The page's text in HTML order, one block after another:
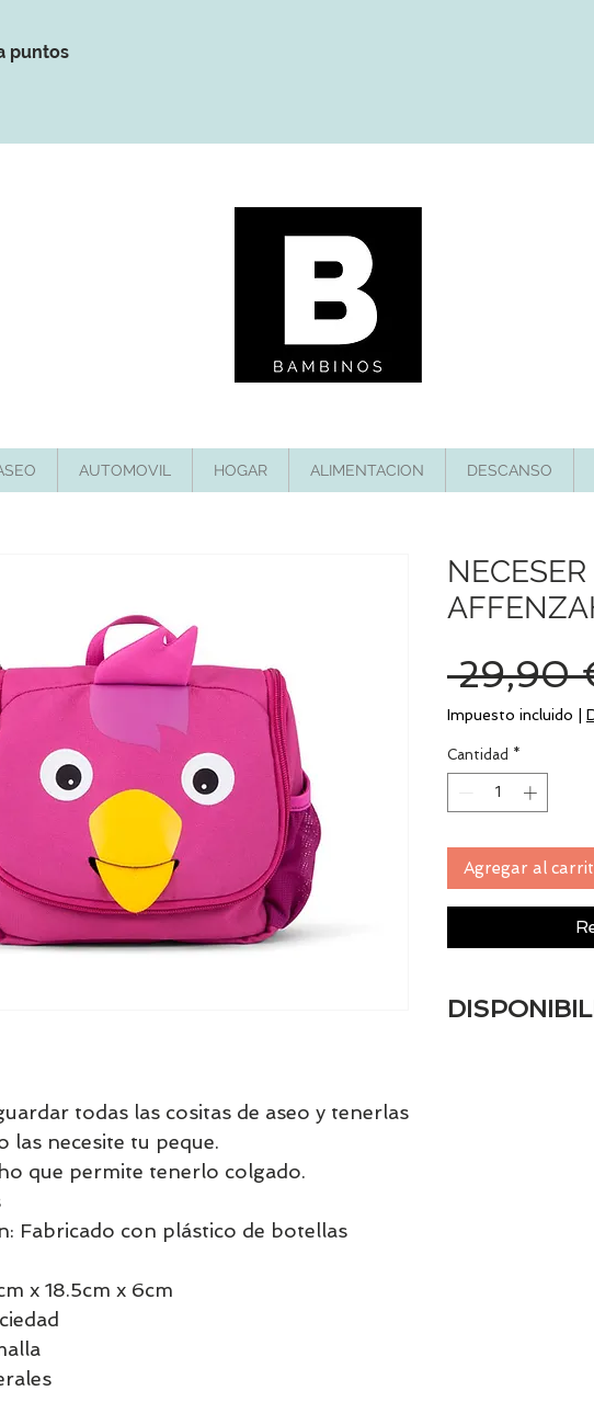
puntos
AUTOMOVIL HOGAR ALIMENTACION DESCANSO
todas las cositas de aseo y tenerlas
las necesite tu peque.
que permite tenerlo colgado.
Fabricado con plástico de botellas
x 18.5cm x 6cm
29,90
Impuesto incluido
Cantidad *
Agregar al